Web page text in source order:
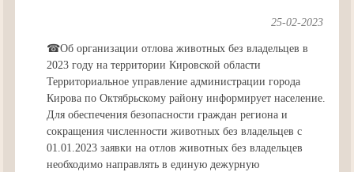
25-02-2023
☎Об организации отлова животных без владельцев в
2023 году на территории Кировской области
Территориальное управление администрации города
Кирова по Октябрьскому району информирует население.
Для обеспечения безопасности граждан региона и
сокращения численности животных без владельцев с
01.01.2023 заявки на отлов животных без владельцев
необходимо направлять в единую дежурную